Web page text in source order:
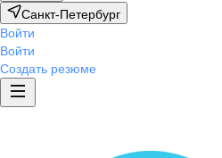
Санкт-Петербург
Войти
Войти
Создать резюме